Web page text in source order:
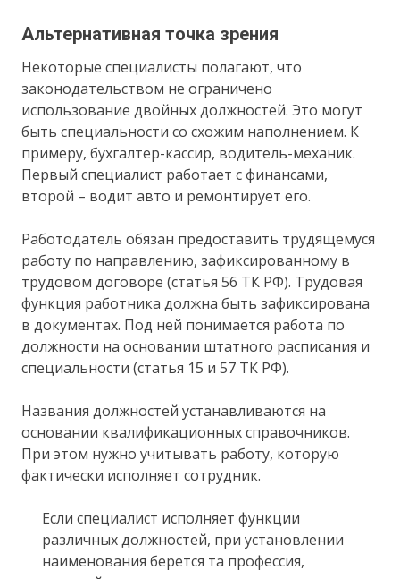
Альтернативная точка зрения
Некоторые специалисты полагают, что
законодательством не ограничено
использование двойных должностей. Это могут
быть специальности со схожим наполнением. К
примеру, бухгалтер-кассир, водитель-механик.
Первый специалист работает с финансами,
второй – водит авто и ремонтирует его.
Работодатель обязан предоставить трудящемуся
работу по направлению, зафиксированному в
трудовом договоре (статья 56 ТК РФ). Трудовая
функция работника должна быть зафиксирована
в документах. Под ней понимается работа по
должности на основании штатного расписания и
специальности (статья 15 и 57 ТК РФ).
Названия должностей устанавливаются на
основании квалификационных справочников.
При этом нужно учитывать работу, которую
фактически исполняет сотрудник.
Если специалист исполняет функции
различных должностей, при установлении
наименования берется та профессия,